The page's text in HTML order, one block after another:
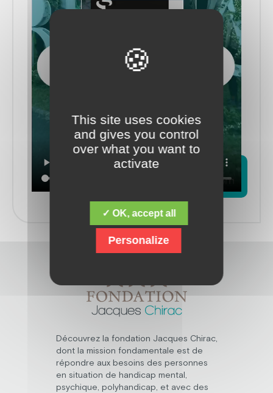
Découvrez la fondation Jacques Chirac,
dont la mission fondamentale est de
répondre aux besoins des personnes
en situation de handicap mental,
psychique, polyhandicap, et avec des
This site uses cookies
and gives you control
over what you want to
activate
✓ OK, accept all
Personalize